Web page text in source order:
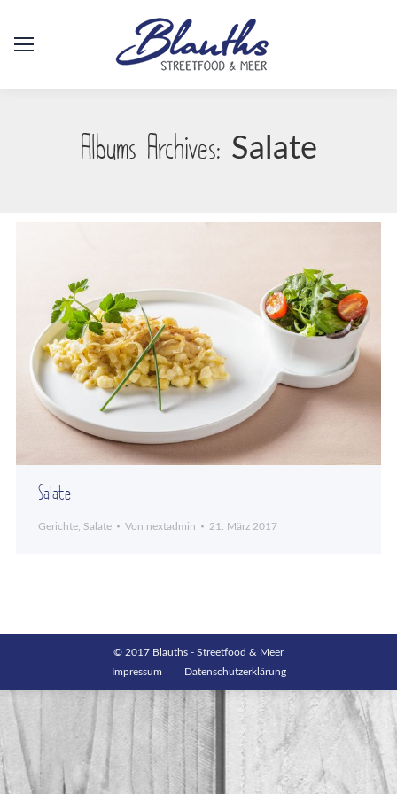
Albums Archives: Salate
Salate
Gerichte, Salate Von nextadmin 21. März 2017
© 2017 Blauths - Streetfood & Meer
Impressum
Datenschutzerklärung